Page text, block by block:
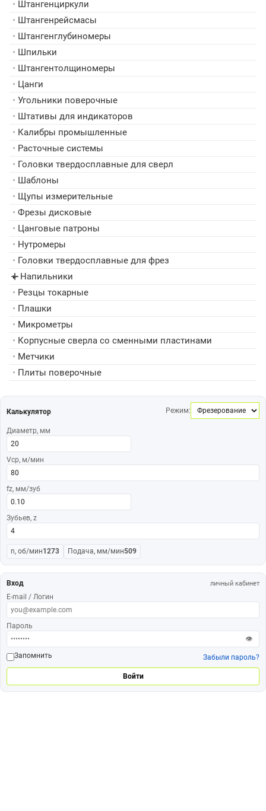
• Штангенциркули
• Штангенрейсмасы
• Штангенглубиномеры
• Шпильки
• Штангентолщиномеры
• Цанги
• Угольники поверочные
• Штативы для индикаторов
• Калибры промышленные
• Расточные системы
• Головки твердосплавные для сверл
• Шаблоны
• Щупы измерительные
• Фрезы дисковые
• Цанговые патроны
• Нутромеры
• Головки твердосплавные для фрез
▸ Напильники
• Резцы токарные
• Плашки
• Микрометры
• Корпусные сверла со сменными пластинами
• Метчики
• Плиты поверочные
Калькулятор Режим:
Диаметр, мм
Vср, м/мин
fz, мм/зуб
Зубьев, z
n, об/мин1273 Подача, мм/мин509
Вход личный кабинет
E-mail / Логин
Пароль
👁
Запомнить
Забыли пароль?
Войти